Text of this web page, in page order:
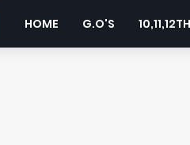
HOME G.O'S 10,11,12TH